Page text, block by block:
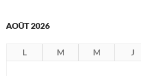
AOÛT 2026
L M M J